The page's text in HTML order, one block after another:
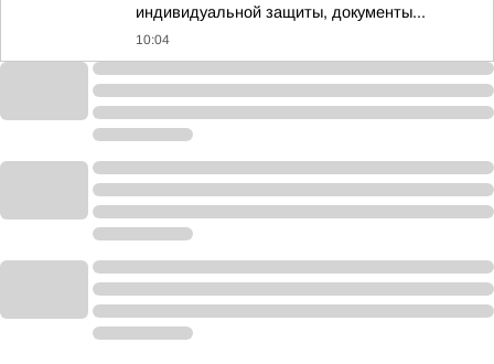
индивидуальной защиты, документы...
10:04